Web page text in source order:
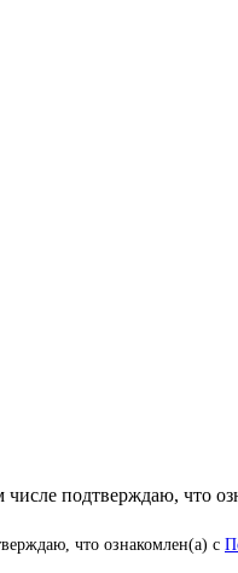
подтверждаю, что
что ознакомлен(а) с